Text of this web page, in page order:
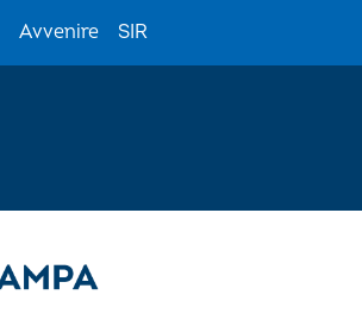
Avvenire SIR